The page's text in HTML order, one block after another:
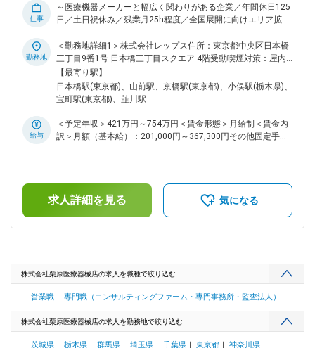
業」、特定分野のスペシャリストとして専門知識を生かして製
品についての提案を行う「専門営業」、在宅患者向けの福祉用
によって的確に顧客のニーズに対応することができます。 ・
東証プライム上場のメディアスホールディングスのグループ会
社です。業績は年々増収増益で、設立60年を超えてもなお成
長し続ける企業です。
仕事
～医療機器メーカーと幅広く関わりがある企業／年間休日125
日／土日祝休み／残業月25h程度／全国展開に向けエリア拡大
は関東トップクラスの売上を誇る、創業70年以上の医療機器
商社の子会社として新たに設立された医療メーカー向けの営業
支援専門企業となります。※ ■はじめに： 透析装置や透析液を
扱う医療機器メーカーの営業担当として、メーカーの代わりに
病院やディーラーに対する営業活動を行っていただきます。具
師や臨床工学技士との連携、製品説明やトレーニングの実施を
担当いただきます。 ■業務内容詳細： ・透析関連製品（透析
による製品導入支援、手術、治療現場での製品説明やトレーニ
ングの実施 ・ディーラーとの協業による販売促進、市場情報
の収集、販売戦略の提案 ■仕事の特徴： ・担当エリア、顧客
に対し一人で裁量を持って動ける自走型の営業スタイル ・顧
ない製品がないほどのラインナップで、「栗原に頼めばなんで
も用意できる」というブランドがあります。 ・トップシェア
を取ることができた要因は当社独自の営業スタイルです。医療
機関を広くカバーし病院との窓口となる「エリア営業」、特定
分野のスペシャリストとして専門知識を生かして製品について
勤務地
＜勤務地詳細1＞株式会社レップス住所：東京都中央区日本橋
三丁目9番1号 日本橋三丁目スクエア 4階受動喫煙対策：屋内
全面禁煙＜勤務地詳細2＞関東エリア住所：東京都／神奈川県
／埼玉県／茨城県／栃木県／群馬県 受動喫煙対策：屋内全面
禁煙＜勤務地詳細3＞株式会社栗原医療器械店住所：群馬県太
敷地内全面禁煙変更の範囲：会社の定める事業所
【最寄り駅】
日本橋駅(東京都)、山前駅、京橋駅(東京都)、小俣駅(栃木県)、
宝町駅(東京都)、韮川駅
給与
＜予定年収＞421万円～754万円＜賃金形態＞月給制＜賃金内
訳＞月額（基本給）：201,000円～367,300円その他固定手当/
昇給有無＞有＜残業手当＞有＜給与補足＞※給与はご経験をも
とに決定。■昇給：年1回（9月）■賞与：年2回（6月、12月）
■給与例：医療業界経験５年総合職の場合、年収：491万円う
求人詳細を見る 気になる
株式会社栗原医療器械店の求人を職種で絞り込む
営業職 専門職（コンサルティングファーム・専門事務所・監査法人）
株式会社栗原医療器械店の求人を勤務地で絞り込む
茨城県 栃木県 群馬県 埼玉県 千葉県 東京都 神奈川県